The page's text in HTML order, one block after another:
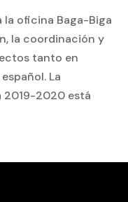
la oficina Baga-Biga
la coordinación y
tanto en
La
2019-2020 está